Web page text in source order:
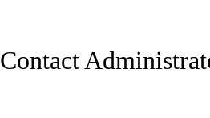
Contact